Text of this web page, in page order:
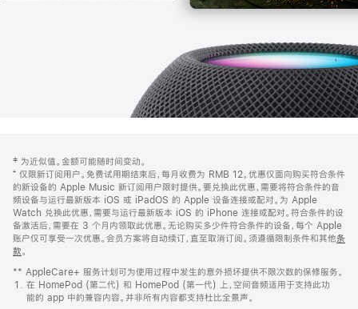
页
页
脚
注
‡ 为近似值。金额可能随时间变动。
⁺ 仅限新订阅用户。免费试用期结束后，每月收费为 RMB 12。优惠仅面向购买符合条件
的新设备的 Apple Music 新订阅用户限时提供。要兑换此优惠，需要将符合条件的音
频设备与运行最新版本 iOS 或 iPadOS 的 Apple 设备连接或配对。为 Apple
Watch 兑换此优惠，需要与运行最新版本 iOS 的 iPhone 连接或配对。符合条件的设
备激活后，需要在 3 个月内领取此优惠。无论购买多少件符合条件的设备，每个 Apple
账户仅可享受一次优惠。会员方案将自动续订，直至取消订阅。须遵循限制条件和其他条
款。
窗
口
中
** AppleCare+ 服务计划可为使用过程中发生的意外损坏提供不限次数的保修服务。
在 HomePod (第二代) 和 HomePod (第一代) 上，空间音频适用于支持此功
能的 app 中的兼容内容。并非所有内容都支持杜比全景声。